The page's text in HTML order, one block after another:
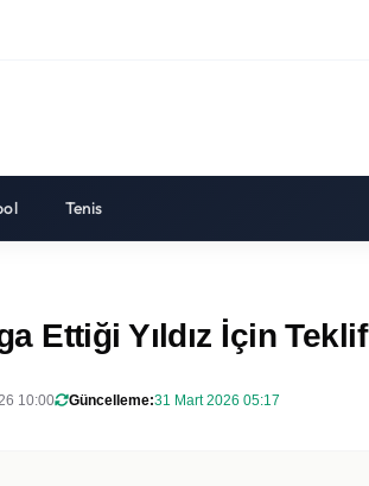
Tenis
Ettiği Yıldız İçin Teklif
10:00 Güncelleme:31 Mart 2026 05:17